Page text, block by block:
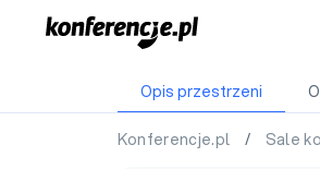
Opis przestrzeni
Konferencje.pl / Sale